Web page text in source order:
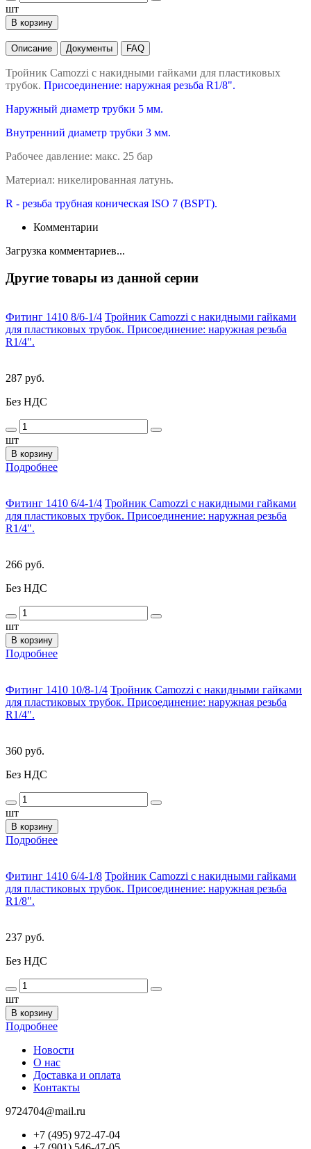
шт
В корзину
Описание Документы FAQ
Тройник Camozzi с накидными гайками для пластиковых
трубок. Присоединение: наружная резьба R1/8".
Наружный диаметр трубки 5 мм.
Внутренний диаметр трубки 3 мм.
Рабочее давление: макс. 25 бар
Материал: никелированная латунь.
R - резьба трубная коническая ISO 7 (BSPT).
Комментарии
Загрузка комментариев...
Другие товары из данной серии
Фитинг 1410 8/6-1/4 Тройник Camozzi с накидными гайками
для пластиковых трубок. Присоединение: наружная резьба
R1/4".
287 руб.
Без НДС
шт
В корзину
Подробнее
Фитинг 1410 6/4-1/4 Тройник Camozzi с накидными гайками
для пластиковых трубок. Присоединение: наружная резьба
R1/4".
266 руб.
Без НДС
шт
В корзину
Подробнее
Фитинг 1410 10/8-1/4 Тройник Camozzi с накидными гайками
для пластиковых трубок. Присоединение: наружная резьба
R1/4".
360 руб.
Без НДС
шт
В корзину
Подробнее
Фитинг 1410 6/4-1/8 Тройник Camozzi с накидными гайками
для пластиковых трубок. Присоединение: наружная резьба
R1/8".
237 руб.
Без НДС
шт
В корзину
Подробнее
Новости
О нас
Доставка и оплата
Контакты
9724704@mail.ru
+7 (495) 972-47-04